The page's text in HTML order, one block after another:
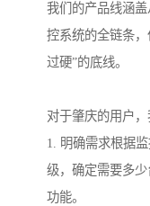
我们的产品线涵
控系统的全链条
过硬”的底线。
对于肇庆的用户，
1. 明确需求根据
级，确定需要多
功能。